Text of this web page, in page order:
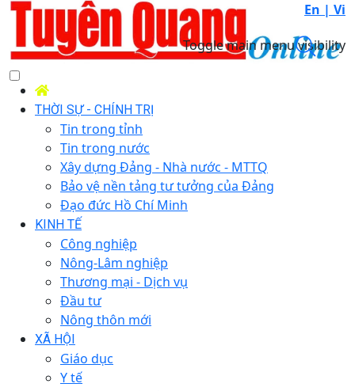
En | Vi
Toggle main menu visibility
THỜI SỰ - CHÍNH TRỊ
Tin trong tỉnh
Tin trong nước
Xây dựng Đảng - Nhà nước - MTTQ
Bảo vệ nền tảng tư tưởng của Đảng
Đạo đức Hồ Chí Minh
KINH TẾ
Công nghiệp
Nông-Lâm nghiệp
Thương mại - Dịch vụ
Đầu tư
Nông thôn mới
XÃ HỘI
Giáo dục
Y tế